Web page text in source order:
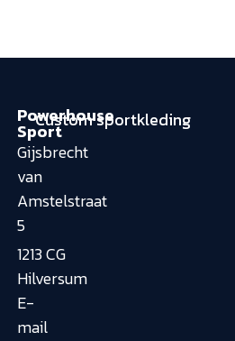
Powerhouse
Sport
Gijsbrecht
van
Amstelstraat
5
1213 CG
Hilversum
E-
mail
Custom sportkleding